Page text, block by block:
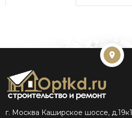
г. Москва Каширское шоссе, д.19к1